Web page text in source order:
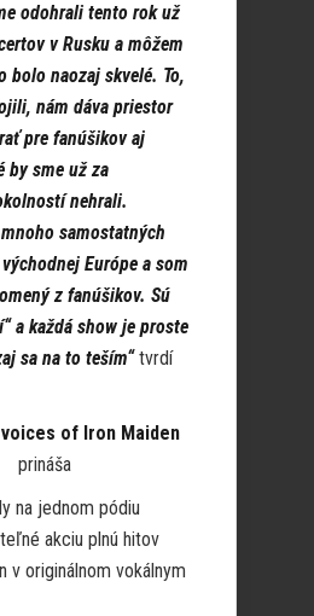
odohrali tento rok už
v Rusku a môžem
bolo naozaj skvelé. To,
nám dáva priestor
pre fanúšikov aj
by sme už za
nehrali.
samostatných
Európe a som
z fanúšikov. Sú
a každá show je proste
sa na to teším“tvrdí
of Iron Maiden
prináša
na jednom pódiu
akciu plnú hitov
v originálnom vokálnym